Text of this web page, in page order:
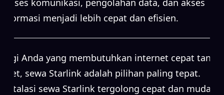
informasi menjadi lebih cepat dan efisien.
Bagi Anda yang membutuhkan internet cepat tanpa
ribet, sewa Starlink adalah pilihan paling tepat.
Instalasi sewa Starlink tergolong cepat dan mudah,